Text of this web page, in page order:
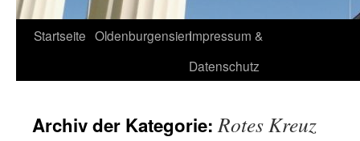
Zum
Startseite OldenburgensienImpressum &
Datenschutz
Archiv der Kategorie:Rotes Kreuz